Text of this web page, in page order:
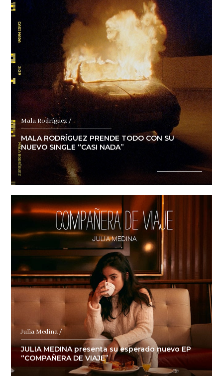
Mala Rodríguez /
MALA RODRÍGUEZ PRENDE TODO CON SU
NUEVO SINGLE “CASI NADA”
Julia Medina /
JULIA MEDINA presenta su esperado nuevo EP
“COMPAÑERA DE VIAJE”